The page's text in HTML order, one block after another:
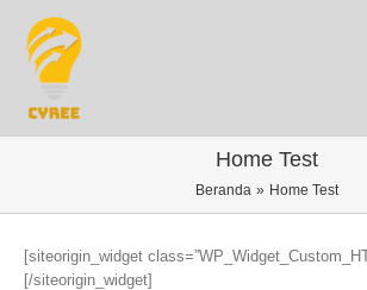
konten
Home Test
Beranda Home Test
[siteorigin_widget
[/siteorigin_widget]